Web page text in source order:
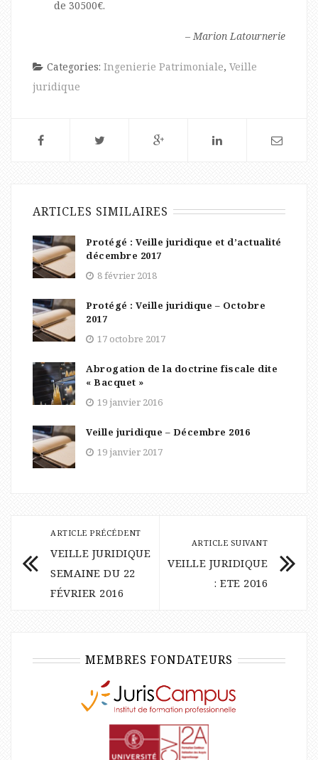
de 30500€.
– Marion Latournerie
Categories: Ingenierie Patrimoniale, Veille
juridique
ARTICLES SIMILAIRES
Protégé : Veille juridique et d’actualité
décembre 2017
8 février 2018
Protégé : Veille juridique – Octobre
2017
17 octobre 2017
Abrogation de la doctrine fiscale dite
« Bacquet »
19 janvier 2016
Veille juridique – Décembre 2016
19 janvier 2017
ARTICLE PRÉCÉDENT
VEILLE JURIDIQUE
SEMAINE DU 22
FÉVRIER 2016
ARTICLE SUIVANT
VEILLE JURIDIQUE
: ETE 2016
MEMBRES FONDATEURS